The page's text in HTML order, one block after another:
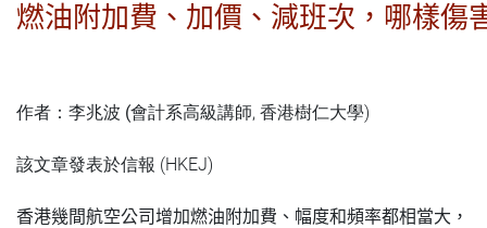
燃油附加費、加價、減班次，哪樣傷
作者： 李兆波 (會計系高級講師, 香港樹仁大學)
該文章發表於信報 (HKEJ)
香港幾間航空公司增加燃油附加費、幅度和頻率都相當大，